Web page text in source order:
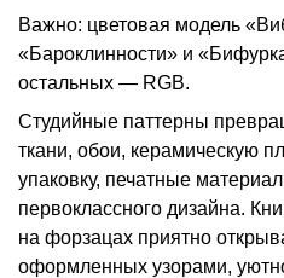
Важно: цветовая модель
«Бароклинности» и
остальных — RGB.
Студийные паттерны
ткани, обои, керамическую
упаковку, печатные
первоклассного дизайна.
на форзацах приятно
оформленных узорами,